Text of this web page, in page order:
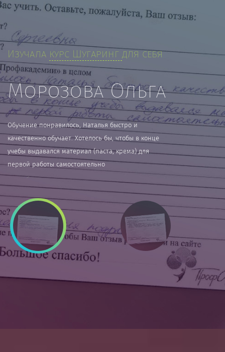
Изучала курс Шугарингдля себя
Морозова Ольга
Обучение понравилось, Наталья быстро и
качественно обучает. Хотелось бы, чтобы в конце
учебы выдавался материал (паста, крема) для
первой работы самостоятельно
подробнее о курсе